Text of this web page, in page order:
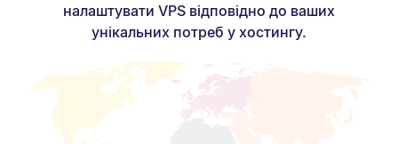
налаштувати VPS відповідно до ваших
унікальних потреб у хостингу.